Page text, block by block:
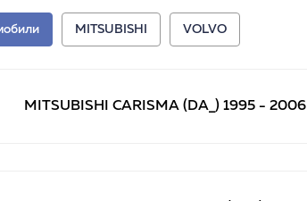
MITSUBISHI VOLVO
MITSUBISHI CARISMA (DA_) 1995 - 2006